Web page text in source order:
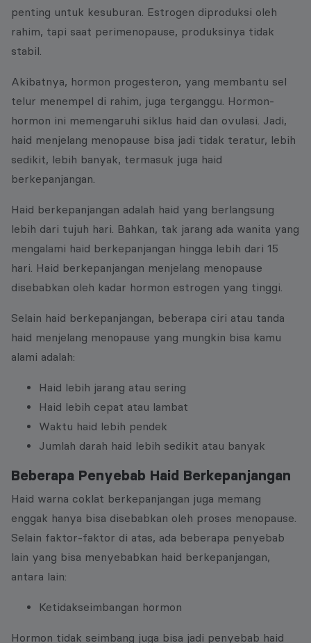
penting untuk kesuburan. Estrogen diproduksi oleh
rahim, tapi saat perimenopause, produksinya tidak
stabil.
Akibatnya, hormon progesteron, yang membantu sel
telur menempel di rahim, juga terganggu. Hormon-
hormon ini memengaruhi siklus haid dan ovulasi. Jadi,
haid menjelang menopause bisa jadi tidak teratur, lebih
sedikit, lebih banyak, termasuk juga haid
berkepanjangan.
Haid berkepanjangan adalah haid yang berlangsung
lebih dari tujuh hari. Bahkan, tak jarang ada wanita yang
mengalami haid berkepanjangan hingga lebih dari 15
hari. Haid berkepanjangan menjelang menopause
disebabkan oleh kadar hormon estrogen yang tinggi.
Selain haid berkepanjangan, beberapa ciri atau tanda
haid menjelang menopause yang mungkin bisa kamu
alami adalah:
Haid lebih jarang atau sering
Haid lebih cepat atau lambat
Waktu haid lebih pendek
Jumlah darah haid lebih sedikit atau banyak
Beberapa Penyebab Haid Berkepanjangan
Haid warna coklat berkepanjangan juga memang
enggak hanya bisa disebabkan oleh proses menopause.
Selain faktor-faktor di atas, ada beberapa penyebab
lain yang bisa menyebabkan haid berkepanjangan,
antara lain:
Ketidakseimbangan hormon
Hormon tidak seimbang juga bisa jadi penyebab haid